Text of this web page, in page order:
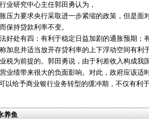
研究中心主任郭田勇认为，
力要求央行采取进一步紧缩的政策，但是面
保持贷款利率不变。
处有四：有利于稳定日益加剧的通胀预期；
加息并适当放开存贷利率的上下浮动空间有利
为前提的。郭田勇说，由于利差收入构成我
业绩带来很大的负面影响。对此，政府应该适
以给予商业银行业务转型的缓冲期，不仅有利
养鱼